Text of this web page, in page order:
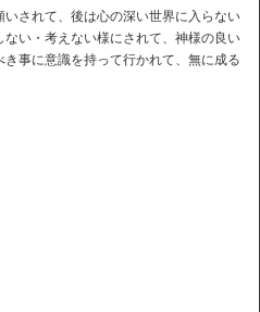
されて、後は心の深い世界に入らない
い・考えない様にされて、神様の良い
事に意識を持って行かれて、無に成る